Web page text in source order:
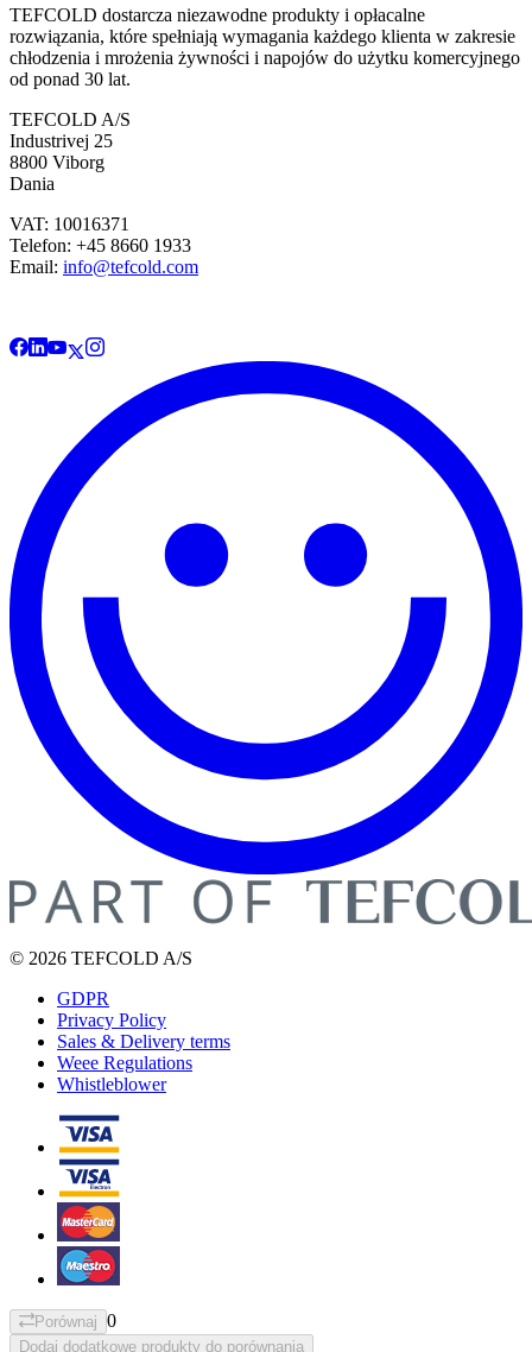
TEFCOLD dostarcza niezawodne produkty i opłacalne
rozwiązania, które spełniają wymagania każdego klienta w zakresie
chłodzenia i mrożenia żywności i napojów do użytku komercyjnego
od ponad 30 lat.
TEFCOLD A/S
Industrivej 25
8800 Viborg
Dania
VAT: 10016371
Telefon: +45 8660 1933
Email: info@tefcold.com
© 2026 TEFCOLD A/S
GDPR
Privacy Policy
Sales & Delivery terms
Weee Regulations
Whistleblower
Porównaj 0
Dodaj dodatkowe produkty do porównania